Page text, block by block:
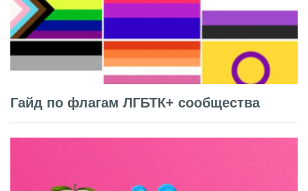
Гайд по флагам ЛГБТК+ сообщества